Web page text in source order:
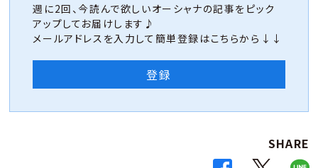
週に2回、今読んで欲しいオーシャナの記事をピック
アップしてお届けします♪
メールアドレスを入力して簡単登録はこちらから↓↓
登録
SHARE